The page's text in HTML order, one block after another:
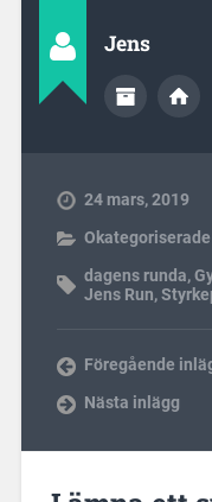
Jens
24 mars, 2019
Okategoriserade
dagens runda,
Jens Run,
Föregående
Nästa inlägg